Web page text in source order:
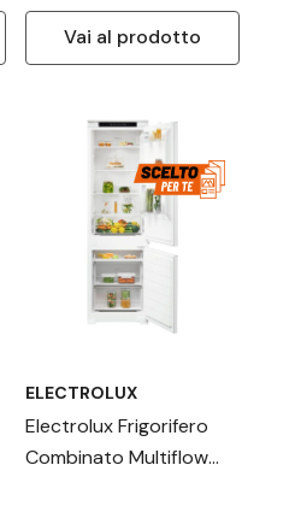
Vai al prodotto
ELECTROLUX
Electrolux Frigorifero
Combinato Multiflow